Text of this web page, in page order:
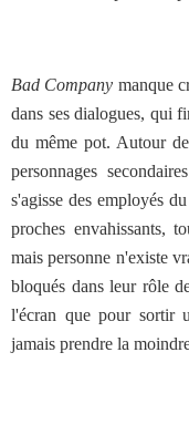
Bad Company manque
dans ses dialogues, qui
du même pot. Autour
personnages
s'agisse des employés
proches envahissants,
mais personne n'existe
bloqués dans leur rôle
l'écran que pour sortir
jamais prendre la